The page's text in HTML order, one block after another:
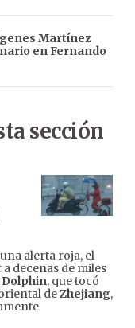
Martínez
en Fernando
sección
alerta roja, el
decenas de miles
, que tocó
deZhejiang,